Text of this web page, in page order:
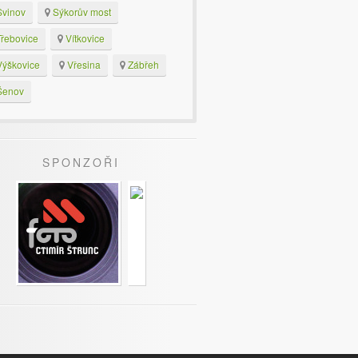
Sýkorův most
Vítkovice
Vřesina
Zábřeh
SPONZOŘI